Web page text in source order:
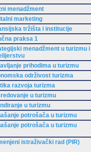
menadžment
marketing
tržišta i institucije
praksa 1
menadžment u turizmu i
prihodima u turizmu
održivost turizma
razvoja turizma
u turizmu
u turizmu
potrošača u turizmu
potrošača u turizmu
istraživački rad (PIR)